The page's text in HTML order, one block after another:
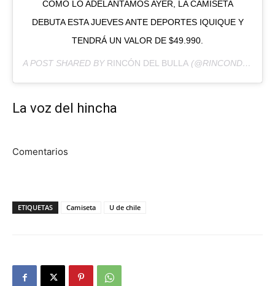
COMO LO ADELANTAMOS AYER, LA CAMISETA
DEBUTA ESTA JUEVES ANTE DEPORTES IQUIQUE Y
TENDRÁ UN VALOR DE $49.990.
A POST SHARED BY RINCÓN DEL BULLA (@RINCONDELBULLA) ON
La voz del hincha
Comentarios
ETIQUETAS Camiseta U de chile